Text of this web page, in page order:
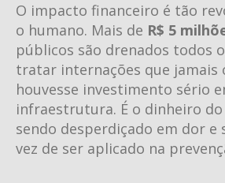
O impacto financeiro é tão
o humano. Mais de R$ 5
públicos são drenados todos
tratar internações que jamais
houvesse investimento sério
infraestrutura. É o dinheiro
sendo desperdiçado em dor
vez de ser aplicado na